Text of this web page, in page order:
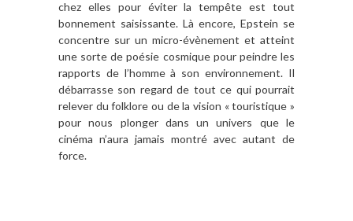
chez elles pour éviter la tempête est tout
bonnement saisissante. Là encore, Epstein se
concentre sur un micro-évènement et atteint
une sorte de poésie cosmique pour peindre les
rapports de l’homme à son environnement. Il
débarrasse son regard de tout ce qui pourrait
relever du folklore ou de la vision « touristique »
pour nous plonger dans un univers que le
cinéma n’aura jamais montré avec autant de
force.